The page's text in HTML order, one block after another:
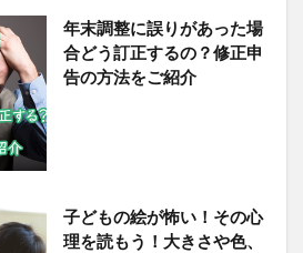
年末調整に誤りがあった場
合どう訂正するの？修正申
告の方法をご紹介
子どもの絵が怖い！その心
理を読もう！大きさや色、